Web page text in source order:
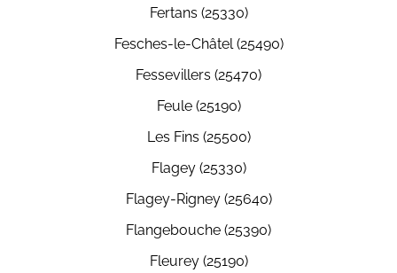
Fertans (25330)
Fesches-le-Châtel (25490)
Fessevillers (25470)
Feule (25190)
Les Fins (25500)
Flagey (25330)
Flagey-Rigney (25640)
Flangebouche (25390)
Fleurey (25190)